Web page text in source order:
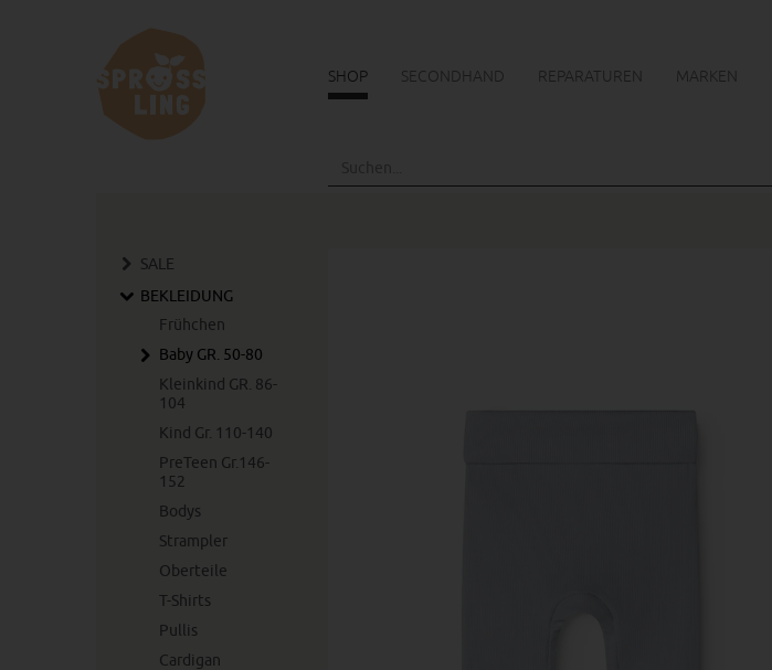
SHOP SECONDHAND REPARATUREN MARKEN
SALE
BEKLEIDUNG
Frühchen
Baby GR. 50-80
Kleinkind GR. 86-
104
Kind Gr. 110-140
PreTeen Gr.146-
152
Bodys
Strampler
Oberteile
T-Shirts
Pullis
Cardigan